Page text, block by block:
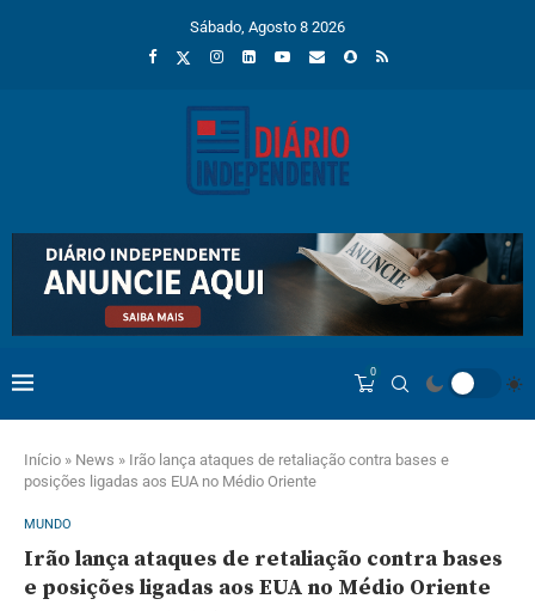
Sábado, Agosto 8 2026
0
Início » News » Irão lança ataques de retaliação contra bases e
posições ligadas aos EUA no Médio Oriente
MUNDO
Irão lança ataques de retaliação contra bases
e posições ligadas aos EUA no Médio Oriente